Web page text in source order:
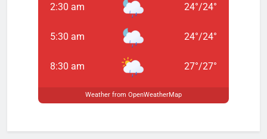
2:30 am 24°/24°
5:30 am 24°/24°
8:30 am 27°/27°
Weather from OpenWeatherMap